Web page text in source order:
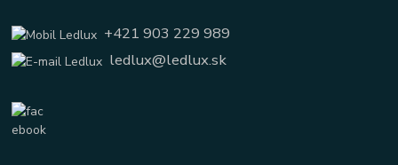
+421 903 229 989
ledlux@ledlux.sk